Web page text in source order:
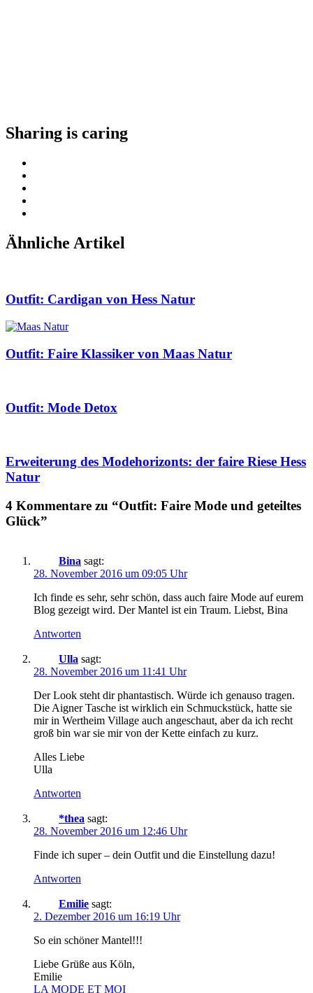
Sharing is caring
Ähnliche Artikel
Outfit: Cardigan von Hess Natur
Outfit: Faire Klassiker von Maas Natur
Outfit: Mode Detox
Erweiterung des Modehorizonts: der faire Riese Hess
Natur
4 Kommentare zu “Outfit: Faire Mode und geteiltes
Glück”
Bina sagt:
28. November 2016 um 09:05 Uhr
Ich finde es sehr, sehr schön, dass auch faire Mode auf eurem
Blog gezeigt wird. Der Mantel ist ein Traum. Liebst, Bina
Antworten
Ulla sagt:
28. November 2016 um 11:41 Uhr
Der Look steht dir phantastisch. Würde ich genauso tragen.
Die Aigner Tasche ist wirklich ein Schmuckstück, hatte sie
mir in Wertheim Village auch angeschaut, aber da ich recht
groß bin war sie mir von der Kette einfach zu kurz.
Alles Liebe
Ulla
Antworten
*thea sagt:
28. November 2016 um 12:46 Uhr
Finde ich super – dein Outfit und die Einstellung dazu!
Antworten
Emilie sagt:
2. Dezember 2016 um 16:19 Uhr
So ein schöner Mantel!!!
Liebe Grüße aus Köln,
Emilie
LA MODE ET MOI